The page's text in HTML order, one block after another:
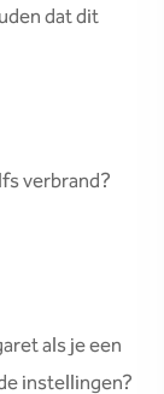
dat dit
verbrand?
als je een
instellingen?